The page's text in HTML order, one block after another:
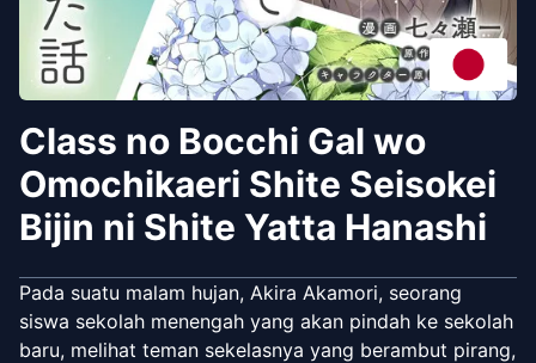
Class no Bocchi Gal wo
Omochikaeri Shite Seisokei
Bijin ni Shite Yatta Hanashi
Pada suatu malam hujan, Akira Akamori, seorang
siswa sekolah menengah yang akan pindah ke sekolah
baru, melihat teman sekelasnya yang berambut pirang,